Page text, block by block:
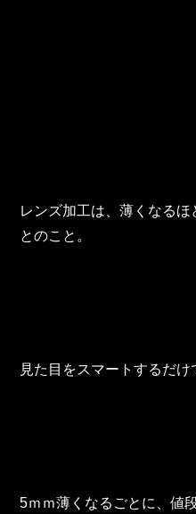
TOHO PARTS
レンズ加工は、薄くなる
とのこと。
見た目をスマートするだけ
5ｍｍ薄くなるごとに、値